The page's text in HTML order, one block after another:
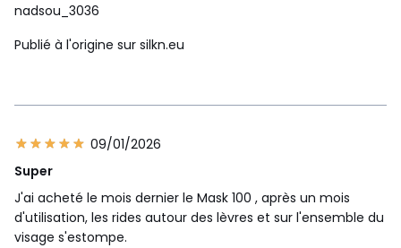
nadsou_3036
Publié à l'origine sur silkn.eu
09/01/2026
Super
J'ai acheté le mois dernier le Mask 100 , après un mois
d'utilisation, les rides autour des lèvres et sur l'ensemble du
visage s'estompe.